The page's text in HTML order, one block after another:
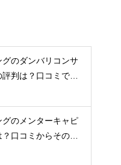
グのダンバリコンサ
判は？口コミで実
グのメンターキャピ
口コミからその実